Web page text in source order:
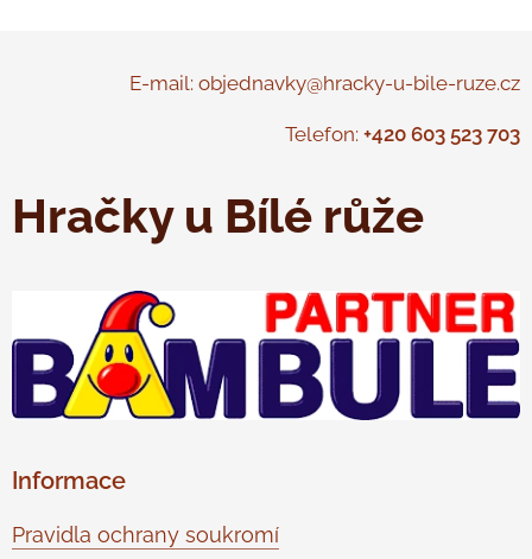
E-mail: objednavky@hracky-u-bile-ruze.cz
Telefon: +420 603 523 703
Hračky u Bílé růže
Informace
Pravidla ochrany soukromí